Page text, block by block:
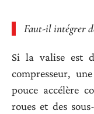
Faut-il intégrer
Si la valise est
compresseur,
pouce accélère
roues et des